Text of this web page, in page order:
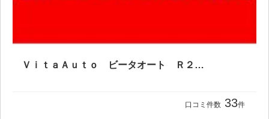
ＶｉｔａＡｕｔｏ ビータオート Ｒ２７５店
口コミ件数 33件